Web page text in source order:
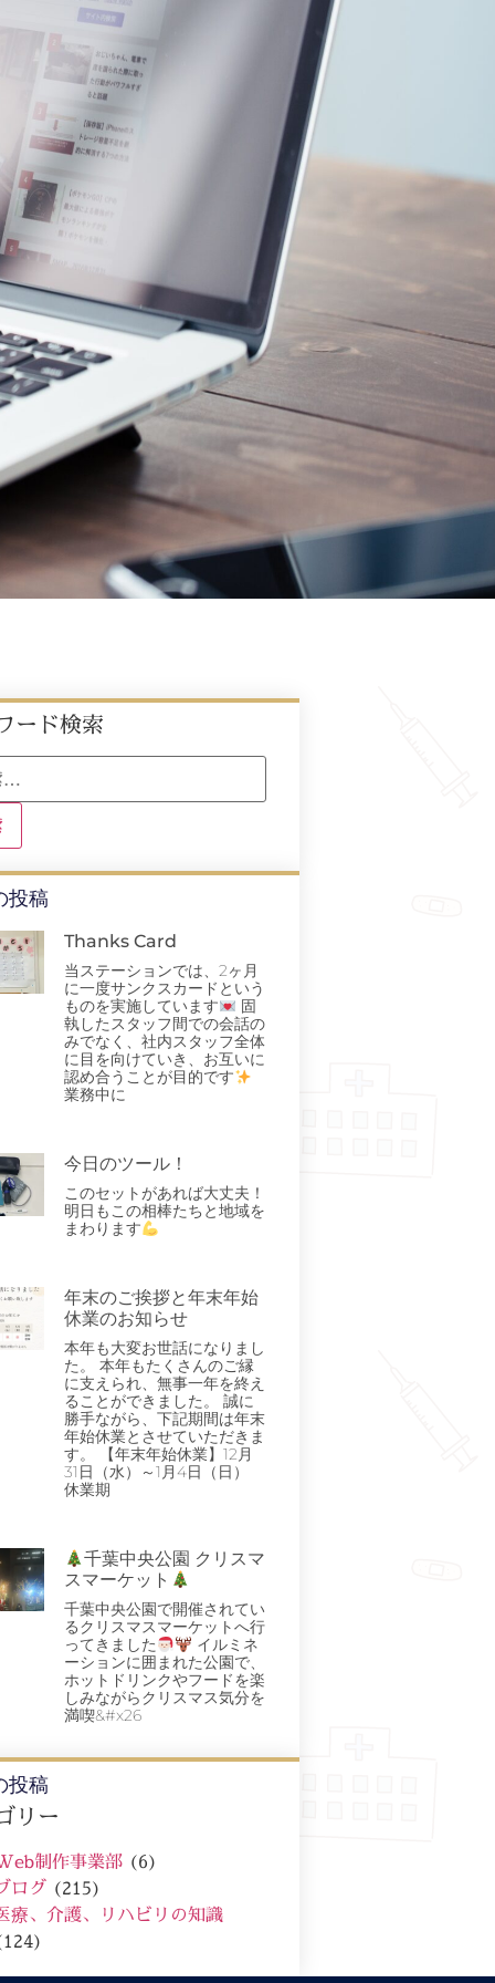
ード検索
投稿
Thanks Card
当ステーションでは、2ヶ月
に一度サンクスカードという
ものを実施しています
固
執したスタッフ間での会話の
みでなく、社内スタッフ全体
に目を向けていき、お互いに
認め合うことが目的です
業務中に
今日のツール！
このセットがあれば大丈夫！
明日もこの相棒たちと地域を
まわります
年末のご挨拶と年末年始
休業のお知らせ
本年も大変お世話になりまし
た。 本年もたくさんのご縁
に支えられ、無事一年を終え
ることができました。 誠に
勝手ながら、下記期間は年末
年始休業とさせていただきま
す。 【年末年始休業】12月
31日（水）～1月4日（日）
休業期
千葉中央公園 クリスマ
スマーケット
千葉中央公園で開催されてい
るクリスマスマーケットへ行
ってきました
イルミネ
ーションに囲まれた公園で、
ホットドリンクやフードを楽
しみながらクリスマス気分を
満喫&#x26
投稿
リー
制作事業部 (6)
ログ (215)
療、介護、リハビリの知識